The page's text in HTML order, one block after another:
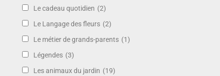
Le cadeau quotidien (2)
Le Langage des fleurs (2)
Le métier de grands-parents (1)
Légendes (3)
Les animaux du jardin (19)